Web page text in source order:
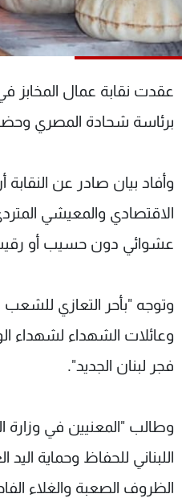
عقدت نقابة عمال المخابز
برئاسة شحادة المصري
وأفاد بيان صادر عن
الاقتصادي والمعيشي
عشوائي دون حسيب أو
وتوجه "بأحر التعازي للشعب
وعائلات الشهداء لشهداء
فجر لبنان الجديد".
وطالب "المعنيين في وزارة
اللبناني للحفاظ وحماية اليد
الظروف الصعبة والغلاء
شاهد البرامج
الترددات
عن MTV
لاعلاناتكم